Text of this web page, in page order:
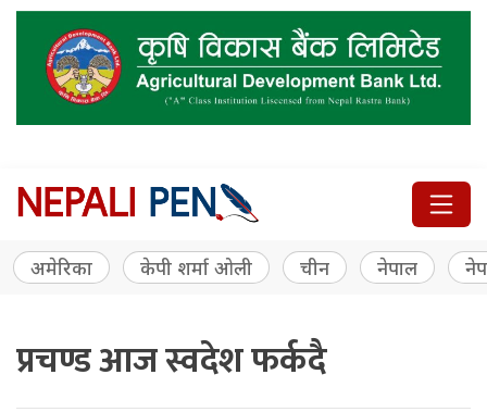
अमेरिका केपी शर्मा ओली चीन नेपाल
प्रचण्ड आज स्वदेश फर्कदै